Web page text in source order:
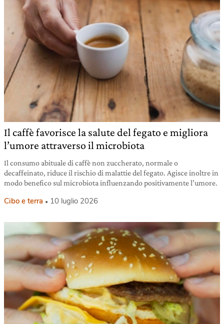
Il caffè favorisce la salute del fegato e migliora
l’umore attraverso il microbiota
Il consumo abituale di caffè non zuccherato, normale o
decaffeinato, riduce il rischio di malattie del fegato. Agisce inoltre in
modo benefico sul microbiota influenzando positivamente l’umore.
Cibo e terra 10 luglio 2026